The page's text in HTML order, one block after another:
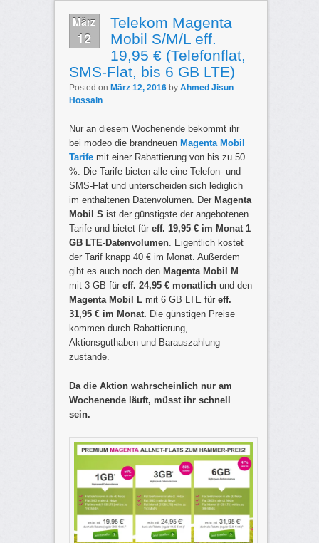
März
12
Telekom Magenta
Mobil S/M/L eff.
19,95 € (Telefonflat,
SMS-Flat, bis 6 GB LTE)
Posted on März 12, 2016 by Ahmed Jisun
Hossain
Nur an diesem Wochenende bekommt ihr
bei modeo die brandneuen Magenta Mobil
Tarifemit einer Rabattierung von bis zu 50
%. Die Tarife bieten alle eine Telefon- und
SMS-Flat und unterscheiden sich lediglich
im enthaltenen Datenvolumen. Der Magenta
Mobil S ist der günstigste der angebotenen
Tarife und bietet füreff. 19,95 € im Monat 1
GB LTE-Datenvolumen. Eigentlich kostet
der Tarif knapp 40 € im Monat. Außerdem
gibt es auch noch den Magenta Mobil M
mit 3 GB für eff. 24,95 € monatlichund den
Magenta Mobil Lmit 6 GB LTE für eff.
31,95 € im Monat. Die günstigen Preise
kommen durch Rabattierung,
Aktionsguthaben und Barauszahlung
zustande.
Da die Aktion wahrscheinlich nur am
Wochenende läuft, müsst ihr schnell
sein.